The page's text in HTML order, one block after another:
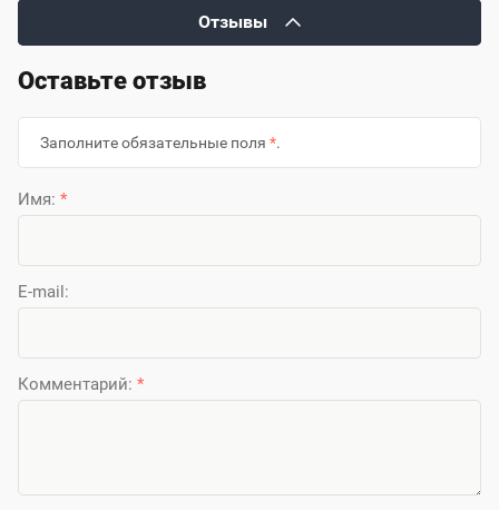
Отзывы
Оставьте отзыв
Заполните обязательные поля *.
Имя: *
E-mail:
Комментарий: *